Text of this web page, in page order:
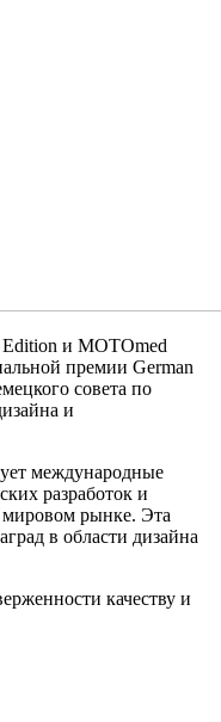
и MOTOmed
премии German
совета по
и
международные
разработок и
мировом рынке. Эта
в области дизайна
качеству и